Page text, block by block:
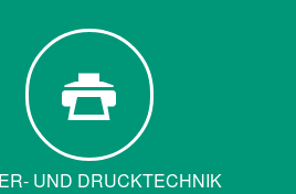
UND DRUCKTECHNIK